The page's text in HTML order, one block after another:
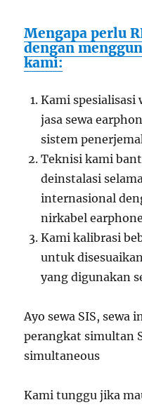
Mengapa perlu
dengan
kami:
Kami spesialisasi
jasa sewa
sistem
Teknisi kami
deinstalasi
internasional
nirkabel
Kami kalibrasi
untuk
yang digunakan
Ayo sewa SIS, sewa
perangkat simultan
simultaneous
Kami tunggu jika